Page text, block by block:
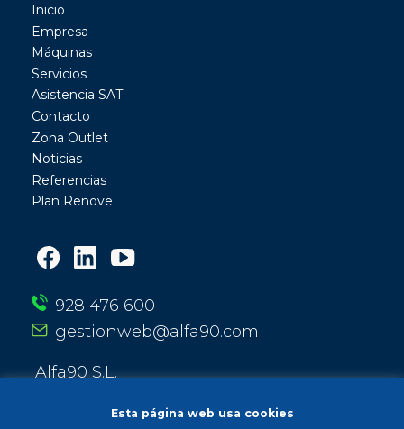
Inicio
Empresa
Máquinas
Servicios
Asistencia SAT
Contacto
Zona Outlet
Noticias
Referencias
Plan Renove
928 476 600
gestionweb@alfa90.com
Alfa90 S.L.
35010 Las Palmas de Gran Canaria
Esta página web usa cookies